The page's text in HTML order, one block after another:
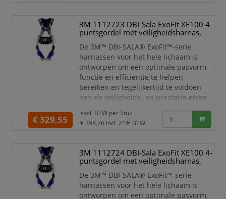
oplossing voor een reeks
toepassingen voor
werken op hoogte
3M 1112723 DBI-Sala ExoFit XE100 4-
puntsgordel met veiligheidsharnas,
De 3M™ DBI-SALA® ExoFit™-serie
harnassen voor het hele lichaam is
ontworpen om een optimale pasvorm,
functie en efficiëntie te helpen
bereiken en tegelijkertijd te voldoen
aan de veiligheids- en prestatie-eisen
Omdat uw verwachtingen steeds hoger
worden en u nieuwe hoogten bereikt, is
klimmen.
ExoFit™-harnassen blijven evolueren
door middel van technisch onderzoek
en onde
€ 329,55
excl. BTW per Stuk
€ 398,76 incl. 21% BTW
3M 1112724 DBI-Sala ExoFit XE100 4-
puntsgordel met veiligheidsharnas,
De 3M™ DBI-SALA® ExoFit™-serie
harnassen voor het hele lichaam is
ontworpen om een optimale pasvorm,